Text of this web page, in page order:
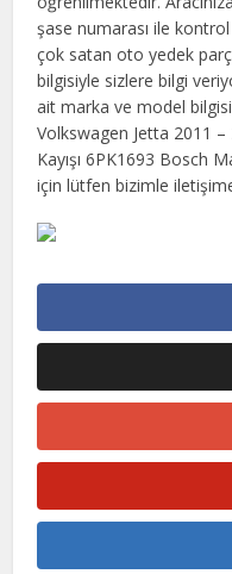
şase numarası ile
çok satan oto yedek
bilgisiyle sizlere bilgi
ait marka ve model
Volkswagen Jetta 2011
Kayışı 6PK1693 Bosch
için lütfen bizimle